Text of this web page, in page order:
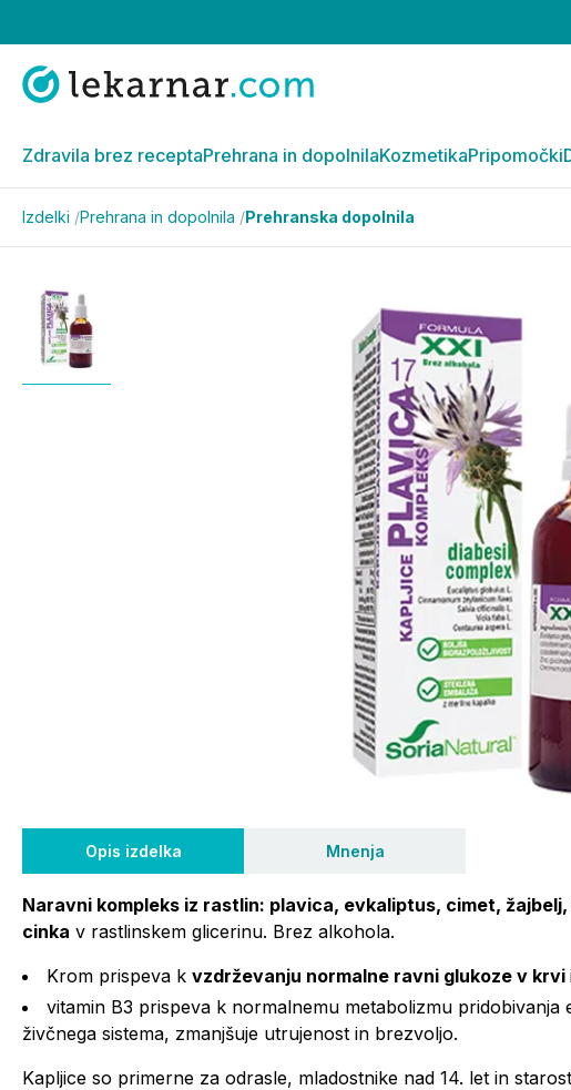
Zdravila brez receptaPrehrana in dopolnilaKozmetikaPripomočki
Izdelki /Prehrana in dopolnila /Prehranska dopolnila
Opis izdelka Mnenja
Naravni kompleks iz rastlin: plavica, evkaliptus, cimet, žajbelj,
cinka v rastlinskem glicerinu. Brez alkohola.
Krom prispeva k vzdrževanju normalne ravni glukoze v krvi
vitamin B3 prispeva k normalnemu metabolizmu pridobivanja
živčnega sistema, zmanjšuje utrujenost in brezvoljo.
Kapljice so primerne za odrasle, mladostnike nad 14. let in